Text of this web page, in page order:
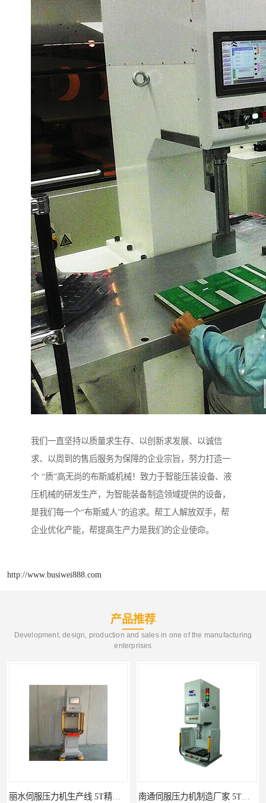
我们一直坚持以质量求生存、以创新求发展、以诚信
求、以周到的售后服务为保障的企业宗旨，努力打造一
个 “质”高无尚的布斯威机械！致力于智能压装设备、液
压机械的研发生产，为智能装备制造领域提供的设备，
是我们每一个“布斯威人”的追求。帮工人解放双手，帮
企业优化产能，帮提高生产力是我们的企业使命。
http://www.busiwei888.com
产品推荐
Development, design, production and sales in one of the manufacturing
enterprises
丽水伺服压力机生产线 5T精密伺服压力机 布斯威机械设备 南通伺服压力机制造厂家 5T精密伺服压力机 布斯威机械设备